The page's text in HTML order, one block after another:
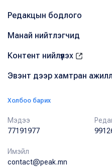
Редакцын бодлого
Манай нийтлэгчид
Контент нийлүүлэх
Эвэнт дээр хамтран
Холбоо барих
Мэдээ
77191977
Имэйл
contact@peak.mn